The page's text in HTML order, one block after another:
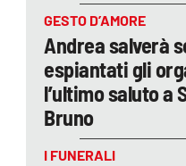
GESTO D’AMORE
Andrea salverà
espiantati gli
l’ultimo saluto a
Bruno
I FUNERALI